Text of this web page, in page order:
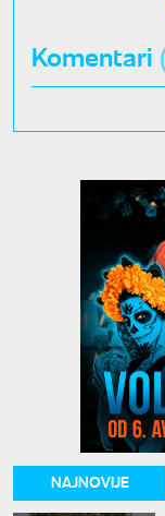
Komentari
NAJNOVIJE